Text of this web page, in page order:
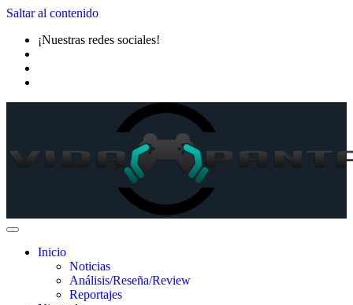
Saltar al contenido
¡Nuestras redes sociales!
Inicio
Noticias
Análisis/Reseña/Review
Reportajes